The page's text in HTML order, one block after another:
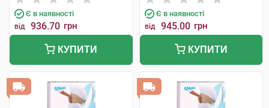
Є в наявності
від 936.70 грн
КУПИТИ
Є в наявності
від 945.00 грн
КУПИТИ